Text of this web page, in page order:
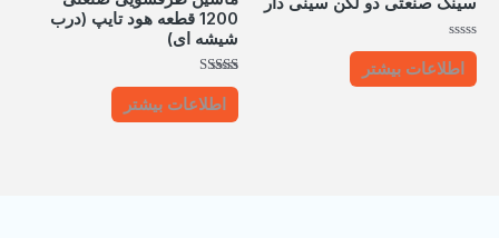
امتیاز
5
اطلاعات بیشتر
1200 قطعه هود تایپ (درب
شیشه ای)
امتیاز
5.00
از 5اطلاعات بیشتر